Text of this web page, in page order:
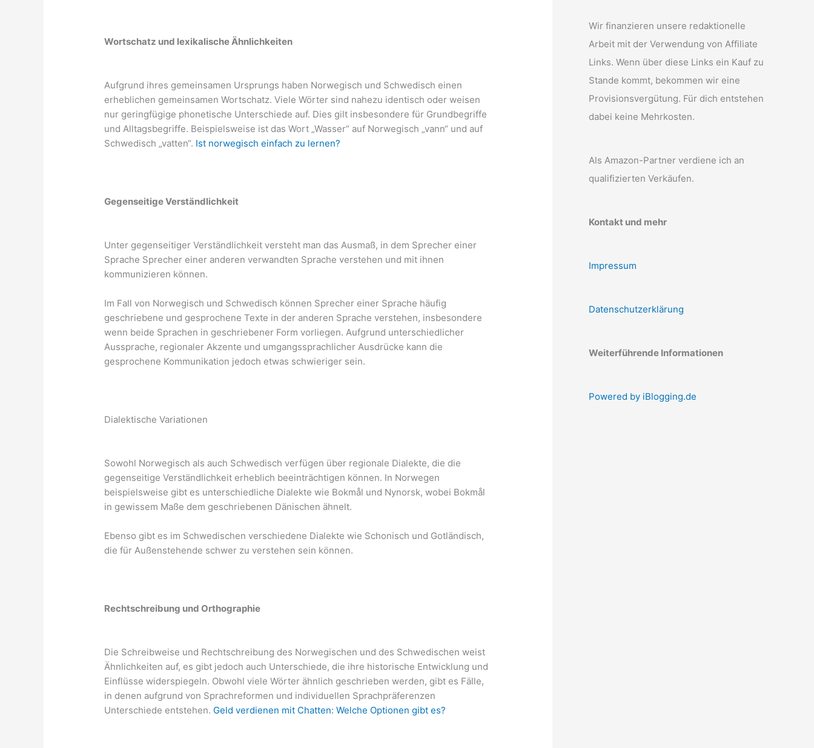
Wortschatz und lexikalische Ähnlichkeiten
Aufgrund ihres gemeinsamen Ursprungs haben Norwegisch und Schwedisch einen
erheblichen gemeinsamen Wortschatz. Viele Wörter sind nahezu identisch oder weisen
nur geringfügige phonetische Unterschiede auf. Dies gilt insbesondere für Grundbegriffe
und Alltagsbegriffe. Beispielsweise ist das Wort „Wasser“ auf Norwegisch „vann“ und auf
Schwedisch „vatten“. Ist norwegisch einfach zu lernen?
Gegenseitige Verständlichkeit
Unter gegenseitiger Verständlichkeit versteht man das Ausmaß, in dem Sprecher einer
Sprache Sprecher einer anderen verwandten Sprache verstehen und mit ihnen
kommunizieren können.
Im Fall von Norwegisch und Schwedisch können Sprecher einer Sprache häufig
geschriebene und gesprochene Texte in der anderen Sprache verstehen, insbesondere
wenn beide Sprachen in geschriebener Form vorliegen. Aufgrund unterschiedlicher
Aussprache, regionaler Akzente und umgangssprachlicher Ausdrücke kann die
gesprochene Kommunikation jedoch etwas schwieriger sein.
Dialektische Variationen
Sowohl Norwegisch als auch Schwedisch verfügen über regionale Dialekte, die die
gegenseitige Verständlichkeit erheblich beeinträchtigen können. In Norwegen
beispielsweise gibt es unterschiedliche Dialekte wie Bokmål und Nynorsk, wobei Bokmål
in gewissem Maße dem geschriebenen Dänischen ähnelt.
Ebenso gibt es im Schwedischen verschiedene Dialekte wie Schonisch und Gotländisch,
die für Außenstehende schwer zu verstehen sein können.
Rechtschreibung und Orthographie
Die Schreibweise und Rechtschreibung des Norwegischen und des Schwedischen weist
Ähnlichkeiten auf, es gibt jedoch auch Unterschiede, die ihre historische Entwicklung und
Einflüsse widerspiegeln. Obwohl viele Wörter ähnlich geschrieben werden, gibt es Fälle,
in denen aufgrund von Sprachreformen und individuellen Sprachpräferenzen
Unterschiede entstehen. Geld verdienen mit Chatten: Welche Optionen gibt es?
Wir finanzieren unsere redaktionelle
Arbeit mit der Verwendung von Affiliate
Links. Wenn über diese Links ein Kauf zu
Stande kommt, bekommen wir eine
Provisionsvergütung. Für dich entstehen
dabei keine Mehrkosten.
Als Amazon-Partner verdiene ich an
qualifizierten Verkäufen.
Kontakt und mehr
Impressum
Datenschutzerklärung
Weiterführende Informationen
Powered by iBlogging.de